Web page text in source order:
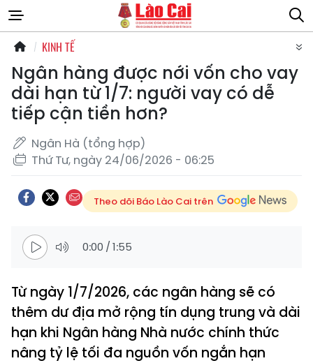
KINH TẾ
Ngân hàng được nới vốn cho vay
dài hạn từ 1/7: người vay có dễ
tiếp cận tiền hơn?
Ngân Hà (tổng hợp)
Thứ Tư, ngày 24/06/2026 - 06:25
Theo dõi Báo Lào Cai trên
0:00 /1:55
Từ ngày 1/7/2026, các ngân hàng sẽ có
thêm dư địa mở rộng tín dụng trung và dài
hạn khi Ngân hàng Nhà nước chính thức
nâng tỷ lệ tối đa nguồn vốn ngắn hạn